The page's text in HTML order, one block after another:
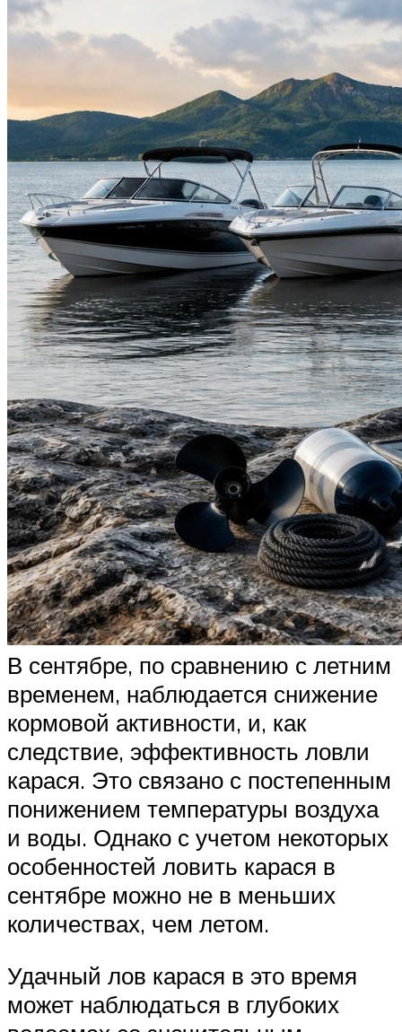
В сентябре, по сравнению с летним
временем, наблюдается снижение
кормовой активности, и, как
следствие, эффективность ловли
карася. Это связано с постепенным
понижением температуры воздуха
и воды. Однако с учетом некоторых
особенностей ловить карася в
сентябре можно не в меньших
количествах, чем летом.
Удачный лов карася в это время
может наблюдаться в глубоких